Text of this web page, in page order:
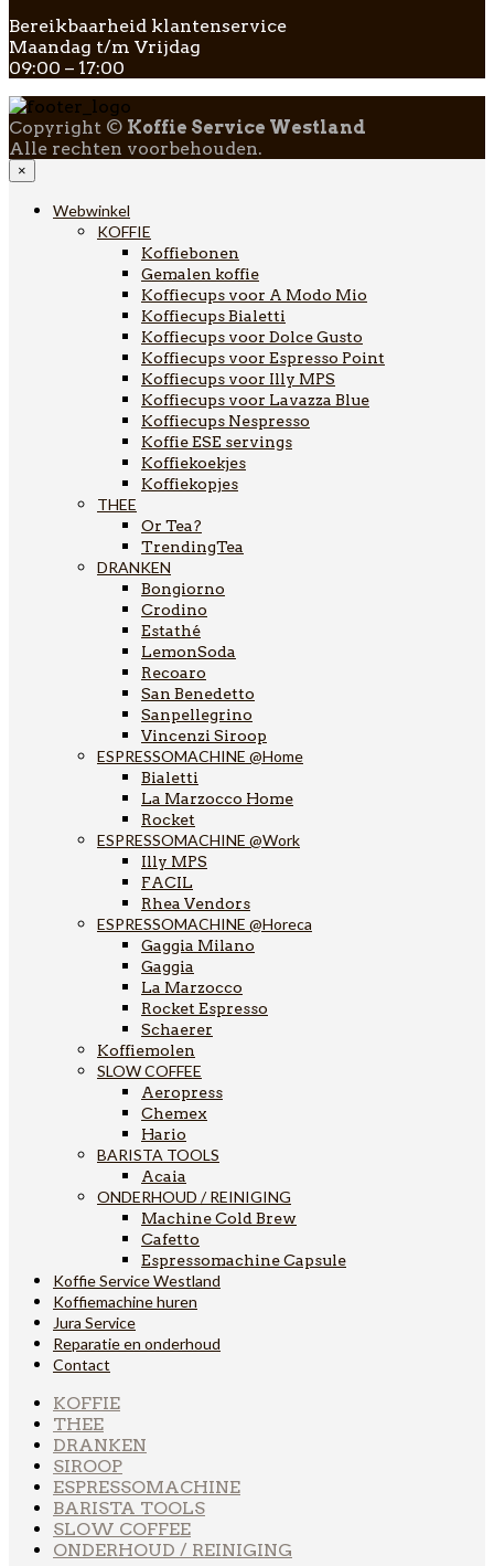
Bereikbaarheid klantenservice
Maandag t/m Vrijdag
09:00 – 17:00
Copyright © Koffie Service Westland
Alle rechten voorbehouden.
×
Webwinkel
KOFFIE
Koffiebonen
Gemalen koffie
Koffiecups voor A Modo Mio
Koffiecups Bialetti
Koffiecups voor Dolce Gusto
Koffiecups voor Espresso Point
Koffiecups voor Illy MPS
Koffiecups voor Lavazza Blue
Koffiecups Nespresso
Koffie ESE servings
Koffiekoekjes
Koffiekopjes
THEE
Or Tea?
TrendingTea
DRANKEN
Bongiorno
Crodino
Estathé
LemonSoda
Recoaro
San Benedetto
Sanpellegrino
Vincenzi Siroop
ESPRESSOMACHINE @Home
Bialetti
La Marzocco Home
Rocket
ESPRESSOMACHINE @Work
Illy MPS
FACIL
Rhea Vendors
ESPRESSOMACHINE @Horeca
Gaggia Milano
Gaggia
La Marzocco
Rocket Espresso
Schaerer
Koffiemolen
SLOW COFFEE
Aeropress
Chemex
Hario
BARISTA TOOLS
Acaia
ONDERHOUD / REINIGING
Machine Cold Brew
Cafetto
Espressomachine Capsule
Koffie Service Westland
Koffiemachine huren
Jura Service
Reparatie en onderhoud
Contact
KOFFIE
THEE
DRANKEN
SIROOP
ESPRESSOMACHINE
BARISTA TOOLS
SLOW COFFEE
ONDERHOUD / REINIGING